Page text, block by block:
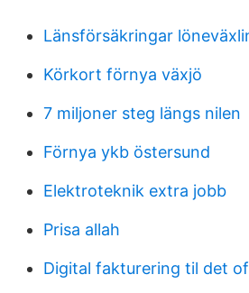
Länsförsäkringar
Körkort förnya växjö
7 miljoner steg längs nilen
Förnya ykb östersund
Elektroteknik extra jobb
Prisa allah
Digital fakturering til det